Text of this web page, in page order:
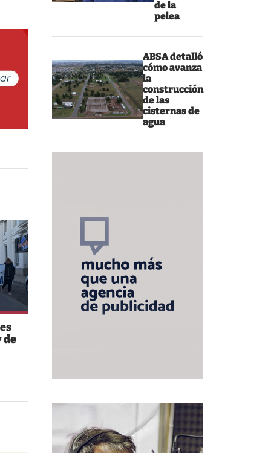
de la
pelea
ABSA detalló
cómo avanza
la
construcción
de las
cisternas de
agua
de